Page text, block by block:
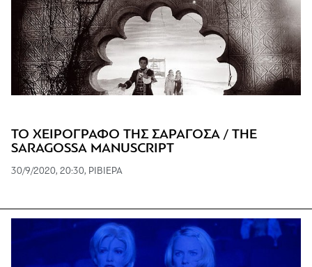
ΤΟ ΧΕΙΡΟΓΡΑΦΟ ΤΗΣ ΣΑΡΑΓΟΣΑ / THE
SARAGOSSA MANUSCRIPT
30/9/2020, 20:30, ΡΙΒΙΕΡΑ